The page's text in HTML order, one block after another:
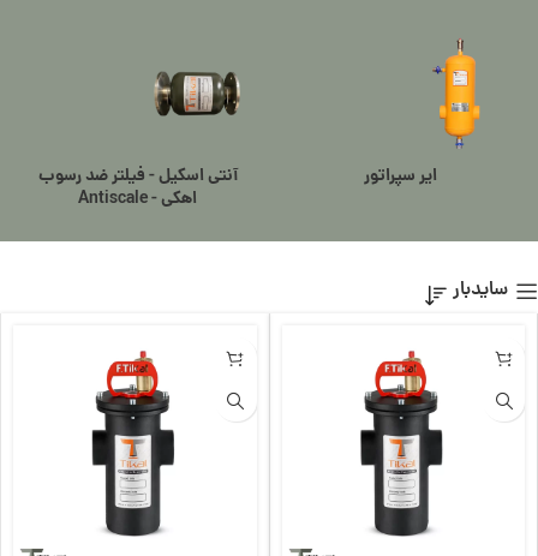
ایر سپراتور
آنتی اسکیل - فیلتر ضد رسوب
اهکی - Antiscale
سایدبار